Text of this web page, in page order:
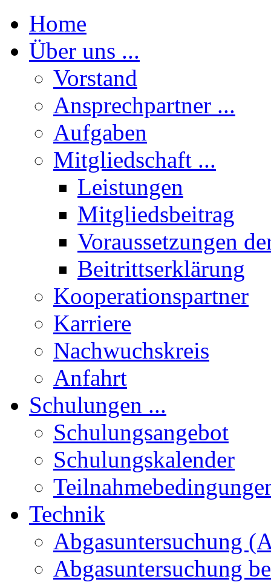
Home
Über uns ...
Vorstand
Ansprechpartner ...
Aufgaben
Mitgliedschaft ...
Leistungen
Mitgliedsbeitrag
Voraussetzungen
Beitrittserklärung
Kooperationspartner
Karriere
Nachwuchskreis
Anfahrt
Schulungen ...
Schulungsangebot
Schulungskalender
Technik
Abgasuntersuchung
Abgasuntersuchung